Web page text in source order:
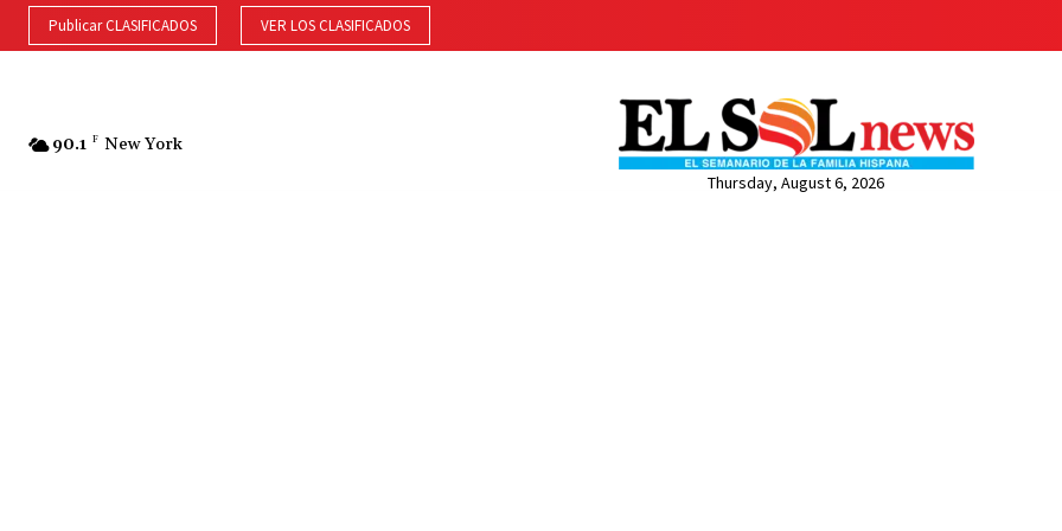
Publicar CLASIFICADOS VER LOS CLASIFICADOS
90.1 F New York
Thursday, August 6, 2026